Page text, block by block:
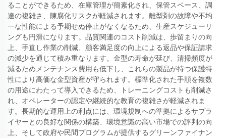
ることができるため、在庫管理が簡素化され、保管スペース、調
達の複雑さ、陳腐化リスクが軽減されます。離型剤の故障や不均
一な性能による予期せぬ停止がなくなるため、生産スケジューリ
ングも円滑になります。品質関連のコスト削減は、歩留まりの向
上、手直し作業の削減、顧客満足度の向上による返品や保証請求
の減少を通じて積み重なります。金型の寿命が延び、清掃頻度が
減るためメンテナンス費用も低下し、これらの製品が持つ保護特
性により高価な金型資産が守られます。標準化された手順を複数
の用途にわたって導入できるため、トレーニングコストも削減さ
れ、オペレーターの認定や継続的な教育の複雑さが軽減されま
す。長期的な運用上の利点には、環境規制への準拠によるサプラ
イヤーとの良好な関係の構築、環境意識の高い市場での評判の向
上、そして政府や民間プログラムが提供するグリーンファイナン